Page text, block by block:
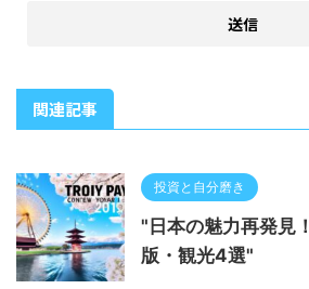
関連記事
投資と自分磨き
"日本の魅力再発見
版・観光4選"